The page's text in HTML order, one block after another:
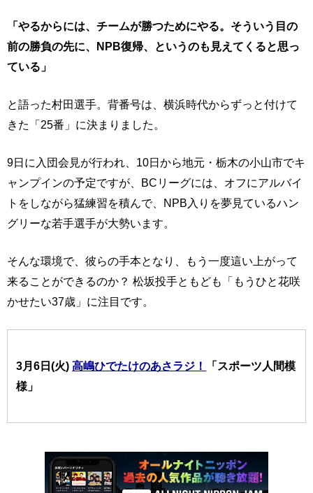
「やるからには、チームが勝つためにやる。そういう目の
前の勝負の先に、NPB復帰、というのも見えてくると思っ
ている」
と語った村田選手。背番号は、横浜時代からずっと付けて
きた「25番」に決まりました。
9日に入団会見が行われ、10日から地元・栃木の小山市でキ
ャンプインの予定ですが、BCリーグには、オフにアルバイ
トをしながら猛練習を積んで、NPB入りを夢見ているハン
グリーな若手選手が大勢います。
そんな環境で、彼らの手本となり、もう一度這い上がって
来ることができるのか？ 松坂投手ともども「もうひと花咲
かせたい37歳」に注目です。
3月6日(火)高嶋ひでたけのあさラジ！
「スポーツ人間模
様」